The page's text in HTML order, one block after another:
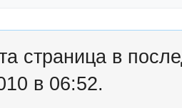
страница в
в 06:52.